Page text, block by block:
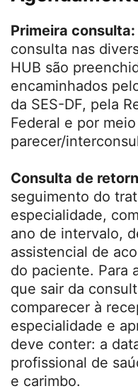
Primeira consulta:
consulta nas
HUB são
encaminhados
da SES-DF, pela
Federal e por
parecer/
Consulta de
seguimento do
especialidade,
ano de intervalo,
assistencial de
do paciente. Para
que sair da
comparecer à
especialidade e
deve conter: a
profissional de
e carimbo.